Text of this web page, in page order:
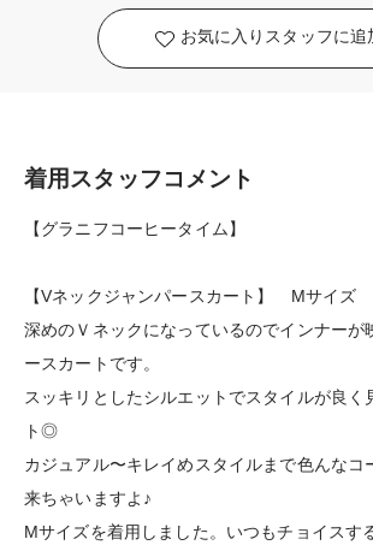
お気に入りスタッフに追
着用スタッフコメント
【グラニフコーヒータイム】
【Vネックジャンパースカート】 Mサイズ
深めのＶネックになっているのでインナーが
ースカートです。
スッキリとしたシルエットでスタイルが良く
ト◎
カジュアル〜キレイめスタイルまで色んなコ
来ちゃいますよ♪
Mサイズを着用しました。いつもチョイスす